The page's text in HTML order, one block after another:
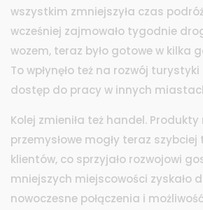
wszystkim zmniejszyła czas
wcześniej zajmowało tygodnie
wozem, teraz było gotowe w kilka
To wpłynęło też na rozwój turystyki
dostęp do pracy w innych
Kolej zmieniła też handel. Produkty
przemysłowe mogły teraz
klientów, co sprzyjało rozwojowi
mniejszych miejscowości zyskało
nowoczesne połączenia i